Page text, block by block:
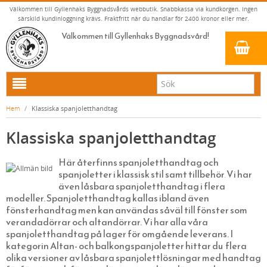
Välkommen till Gyllenhaks Byggnadsvårds webbutik. Snabbkassa via kundkorgen. Ingen
särskild kundinloggning krävs. Fraktfritt när du handlar för 2400 kronor eller mer.
Välkommen till Gyllenhaks Byggnadsvård!
HEM
LINOLJEFÄRG & SLAMFÄRG MED MERA
LINOLJEFÄRGER
VITA KULÖRER
GRÅ KULÖRER
GULA KULÖRER
RÖDA KULÖRER
GRÖNA KULÖRER
MATTA LINOLJEFÄRGER
FALU RÖDFÄRG (SLAMFÄRGER)
KONSTNÄRSFÄRGER
VITT
GULT/ORANGE
LACK, LASYRER, FERNISSOR & OLJOR
LINOLJESÅPA OCH MÅLARTVÄTT
KLASSISKA KLÄDER
RESISTANT WORK WEAR
STORVÄSTAR
VÄSTAR
BYXOR
JACKOR, ANORAKER OCH BUSSARONGER
BADRUM & KÖK (KRANAR & PORSLIN)
KÖKSBLANDARE
TVÄTTSTÄLLSBLANDARE
BADKARSBLANDARE
DUSCHAR OCH DUSCHBLANDARE
INNERDÖRRSHANDTAG
DÖRRHANDTAG MÄSSING (INNERDÖRR)
DÖRRHANDTAG NICKEL (INNERDÖRR)
DÖRRHANDTAG LÅNGSKYLT MÄSSING
YTTERDÖRRSHANDTAG
HANDTAG YTTERDÖRR OVAL CYLINDER
HANDTAG YTTERDÖRR (ASSA 2000)
KLASSISKA SPANJOLETTHANDTAG
KLASSISKA SPANJOLETTHANDTAG
Hem / Klassiska spanjoletthandtag
Klassiska spanjoletthandtag
Här återfinns spanjoletthandtag och
spanjoletter i klassisk stil samt tillbehör.Vi har
även låsbara spanjoletthandtag i flera
modeller. Spanjoletthandtag kallas ibland även
fönsterhandtag men kan användas såväl till fönster som
verandadörrar och altandörrar. Vi har alla våra
spanjoletthandtag på lager för omgående leverans. I
kategorin Altan- och balkongspanjoletter hittar du flera
olika versioner av låsbara spanjolettlösningar med handtag